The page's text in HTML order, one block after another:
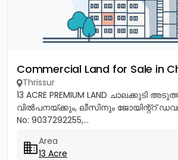
Commercial Land for Sale in
Thrissur
13 ACRE PREMIUM LAND ചാലക്കുടി
വിൽപനയ്ക്കും, ലീസിനും ജോയിന്റ്റ്
No: 9037292255,...
Area
13 Acre